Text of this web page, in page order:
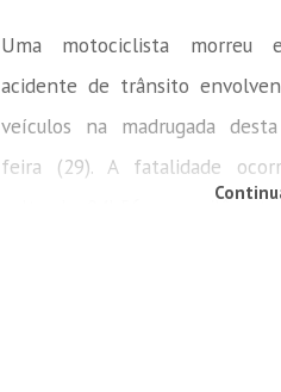
Uma motociclista morreu
acidente de trânsito
veículos na madrugada
feira (29). A fatalidade
volta de 04h56, no